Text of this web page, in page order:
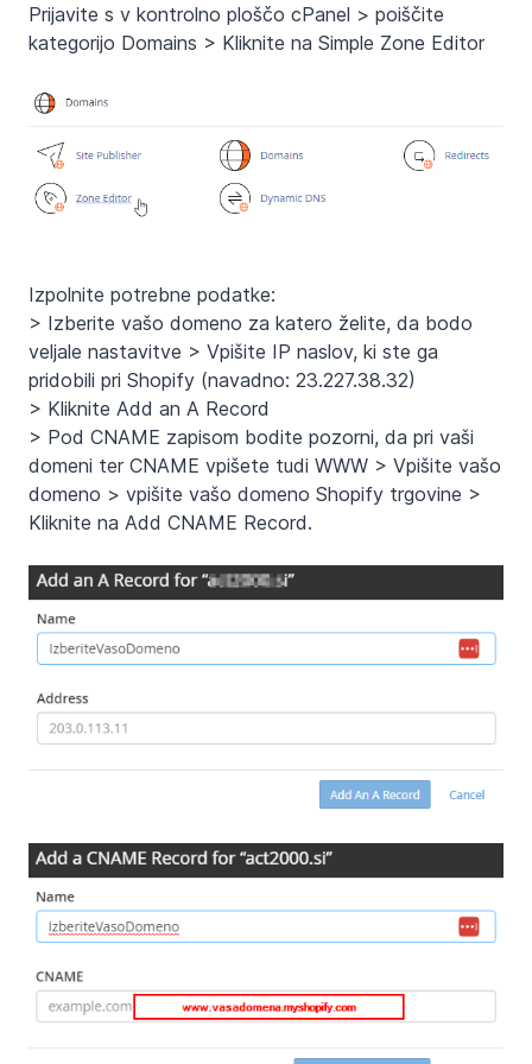
Prijavite s v kontrolno ploščo cPanel > poiščite
kategorijo Domains > Kliknite na Simple Zone Editor
Izpolnite potrebne podatke:
> Izberite vašo domeno za katero želite, da bodo
veljale nastavitve > Vpišite IP naslov, ki ste ga
pridobili pri Shopify (navadno: 23.227.38.32)
> Kliknite Add an A Record
> Pod CNAME zapisom bodite pozorni, da pri vaši
domeni ter CNAME vpišete tudi WWW > Vpišite vašo
domeno > vpišite vašo domeno Shopify trgovine >
Kliknite na Add CNAME Record.